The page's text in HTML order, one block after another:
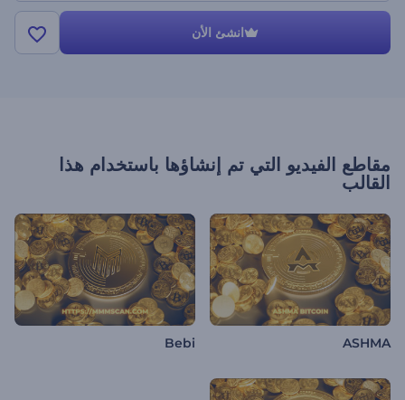
انشئ الأن
مقاطع الفيديو التي تم إنشاؤها باستخدام هذا
القالب
ASHMA
Bebi